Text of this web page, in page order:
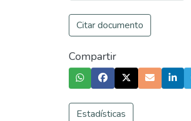
Citar documento
Compartir
Estadísticas